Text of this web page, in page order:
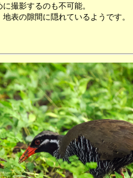
撮影するのも不可能。
表の隙間に隠れているようです。